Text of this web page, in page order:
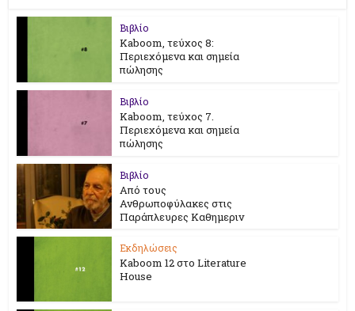
Βιβλίο
Kaboom, τεύχος 8:
Περιεχόμενα και σημεία
πώλησης
Βιβλίο
Kaboom, τεύχος 7.
Περιεχόμενα και σημεία
πώλησης
Βιβλίο
Από τους
Ανθρωποφύλακες στις
Παράπλευρες Καθημεριν
Εκδηλώσεις
Kaboom 12 στο Literature
House